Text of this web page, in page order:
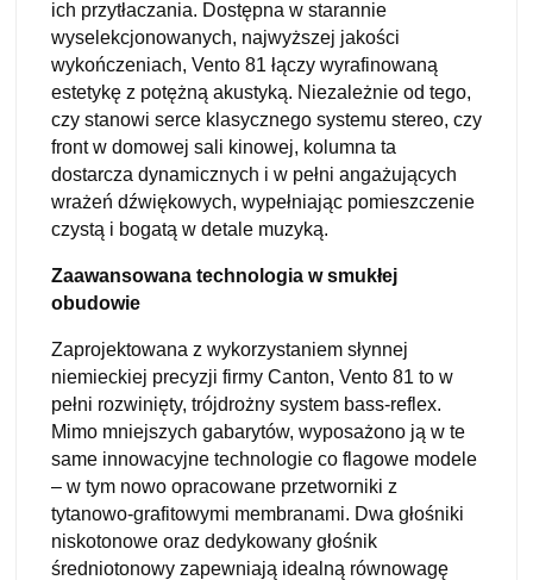
ich przytłaczania. Dostępna w starannie
wyselekcjonowanych, najwyższej jakości
wykończeniach, Vento 81 łączy wyrafinowaną
estetykę z potężną akustyką. Niezależnie od tego,
czy stanowi serce klasycznego systemu stereo, czy
front w domowej sali kinowej, kolumna ta
dostarcza dynamicznych i w pełni angażujących
wrażeń dźwiękowych, wypełniając pomieszczenie
czystą i bogatą w detale muzyką.
Zaawansowana technologia w smukłej
obudowie
Zaprojektowana z wykorzystaniem słynnej
niemieckiej precyzji firmy Canton, Vento 81 to w
pełni rozwinięty, trójdrożny system bass-reflex.
Mimo mniejszych gabarytów, wyposażono ją w te
same innowacyjne technologie co flagowe modele
– w tym nowo opracowane przetworniki z
tytanowo-grafitowymi membranami. Dwa głośniki
niskotonowe oraz dedykowany głośnik
średniotonowy zapewniają idealną równowagę